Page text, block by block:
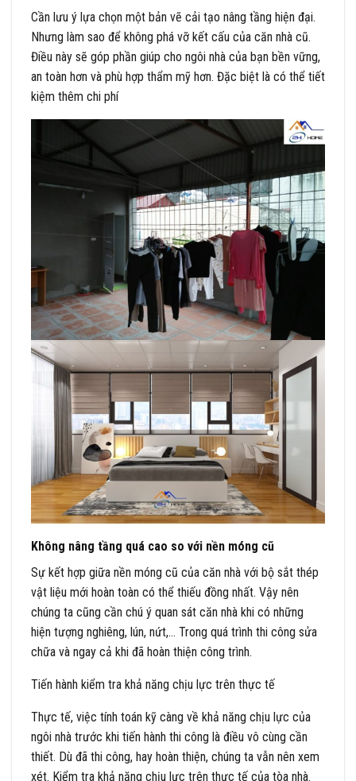
Cần lưu ý lựa chọn một bản vẽ cải tạo nâng tầng hiện đại.
Nhưng làm sao để không phá vỡ kết cấu của căn nhà cũ.
Điều này sẽ góp phần giúp cho ngôi nhà của bạn bền vững,
an toàn hơn và phù hợp thẩm mỹ hơn. Đặc biệt là có thể tiết
kiệm thêm chi phí
Không nâng tầng quá cao so với nền móng cũ
Sự kết hợp giữa nền móng cũ của căn nhà với bộ sắt thép
vật liệu mới hoàn toàn có thể thiếu đồng nhất. Vậy nên
chúng ta cũng cần chú ý quan sát căn nhà khi có những
hiện tượng nghiêng, lún, nứt,… Trong quá trình thi công sửa
chữa và ngay cả khi đã hoàn thiện công trình.
Tiến hành kiểm tra khả năng chịu lực trên thực tế
Thực tế, việc tính toán kỹ càng về khả năng chịu lực của
ngôi nhà trước khi tiến hành thi công là điều vô cùng cần
thiết. Dù đã thi công, hay hoàn thiện, chúng ta vẫn nên xem
xét. Kiểm tra khả năng chịu lực trên thực tế của tòa nhà.